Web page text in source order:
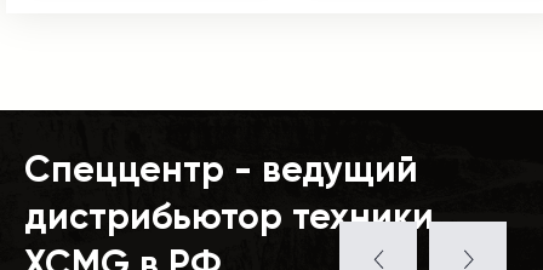
Спеццентр - ведущий
дистрибьютор техники